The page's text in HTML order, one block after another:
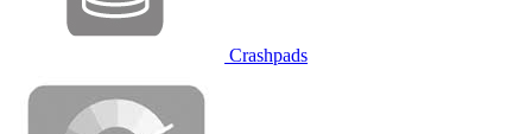
Crashpads